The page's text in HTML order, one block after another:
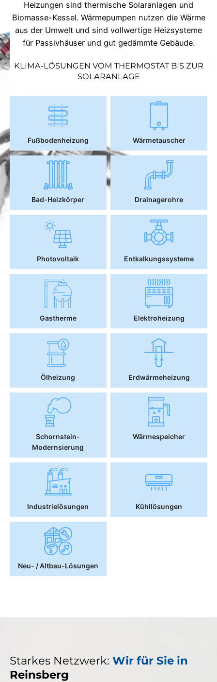
Heizungen sind thermische Solaranlagen und
Biomasse-Kessel. Wärmepumpen nutzen die Wärme
aus der Umwelt und sind vollwertige Heizsysteme
für Passivhäuser und gut gedämmte Gebäude.
KLIMA-LÖSUNGEN VOM THERMOSTAT BIS ZUR
SOLARANLAGE
Fußbodenheizung Wärmetauscher
Bad-Heizkörper Drainagerohre
Photovoltaik Entkalkungssysteme
Gastherme Elektroheizung
Ölheizung Erdwärmeheizung
Schornstein-
Modernsierung
Wärmespeicher
Industrielösungen Kühllösungen
Neu- / Altbau-Lösungen
Starkes Netzwerk: Wir für Sie in
Reinsberg